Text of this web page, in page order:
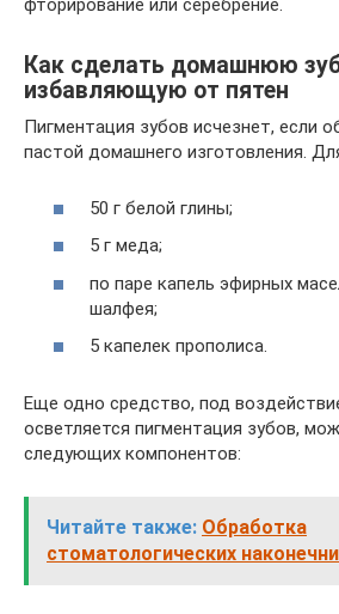
фторирование или серебрение.
Как сделать домашнюю
избавляющую от пятен
Пигментация зубов исчезнет, если
пастой домашнего изготовления.
50 г белой глины;
5 г меда;
по паре капель эфирных
шалфея;
5 капелек прополиса.
Еще одно средство, под
осветляется пигментация зубов,
следующих компонентов:
Читайте также: Обработка
стоматологических